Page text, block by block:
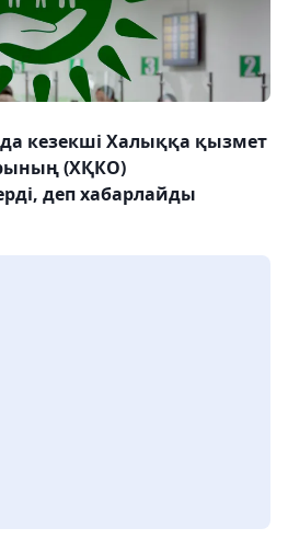
кезекші Халыққа қызмет
(ХҚКО)
деп хабарлайды